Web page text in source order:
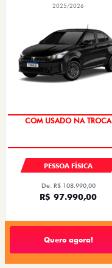
2025/2026
COM USADO NA TROCA
PESSOA FÍSICA
De: R$ 108.990,00
R$ 97.990,00
Quero agora!